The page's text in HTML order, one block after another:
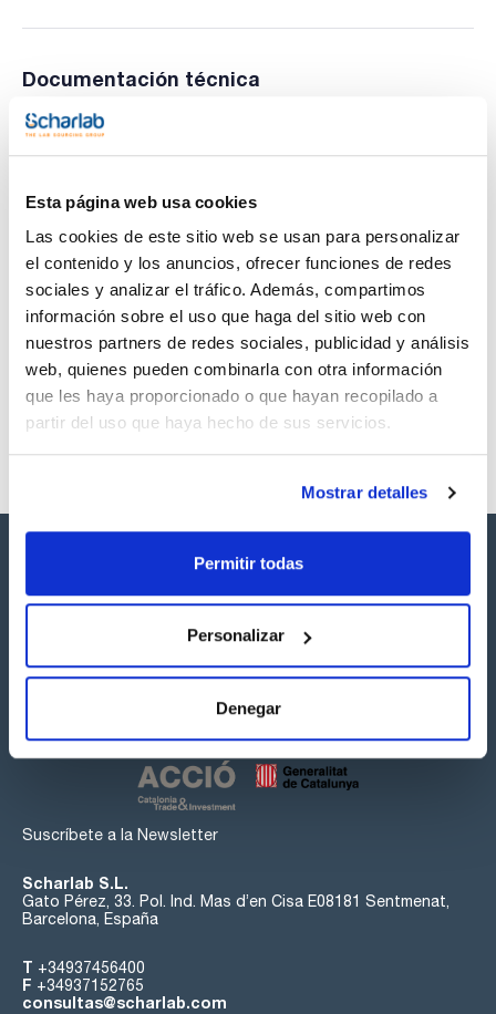
Esta página web usa cookies
Las cookies de este sitio web se usan para personalizar
el contenido y los anuncios, ofrecer funciones de redes
sociales y analizar el tráfico. Además, compartimos
información sobre el uso que haga del sitio web con
nuestros partners de redes sociales, publicidad y análisis
web, quienes pueden combinarla con otra información
que les haya proporcionado o que hayan recopilado a
partir del uso que haya hecho de sus servicios.
Mostrar detalles
Permitir todas
Personalizar
Denegar
Documentación técnica
TDS / Ficha técnica
Regístrate para
Regístrate para
SDS/ Hoja de seguridad
Regístrate para
descargas
Los productos marcados con esta imagen son
listos para una entrega inmediata.
Suscríbete a la Newsletter
Scharlab S.L.
Gato Pérez, 33. Pol. Ind. Mas d’en Cisa E08181 Sentmenat,
Barcelona, España
T +34937456400
F +34937152765
consultas@scharlab.com